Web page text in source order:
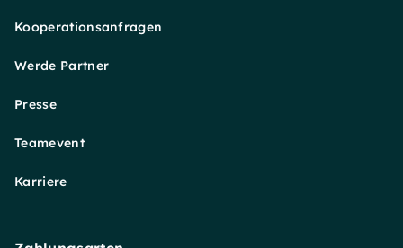
Kooperationsanfragen
Werde Partner
Presse
Teamevent
Karriere